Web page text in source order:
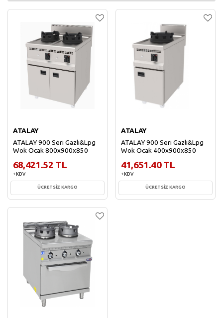
ATALAY
ATALAY 900 Seri Gazlı&Lpg
Wok Ocak 800x900x850
68,421.52 TL
+ KDV
ÜCRETSİZ KARGO
Sepete Ekle
ATALAY
ATALAY 900 Seri Gazlı&Lpg
Wok Ocak 400x900x850
41,651.40 TL
+ KDV
ÜCRETSİZ KARGO